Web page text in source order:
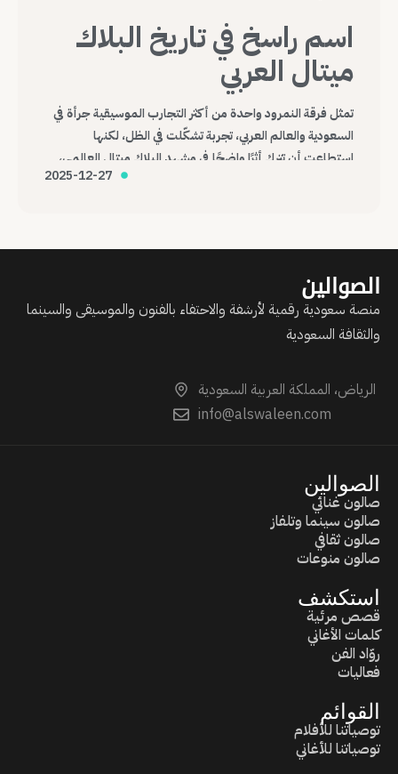
اسم راسخ في تاريخ البلاك
ميتال العربي
تمثل فرقة النمرود واحدة من أكثر التجارب الموسيقية جرأة في
السعودية والعالم العربي، تجربة تشكّلت في الظل، لكنها
استطاعت أن تترك أثرًا واضحًا في مشهد البلاك ميتال العالمي،
وتؤكد أن الموسيقى، مهما كانت هامشية أو صادمة، قادرة على
2025-12-27
الصوالين
منصة سعودية رقمية لأرشفة والاحتفاء بالفنون والموسيقى والسينما
والثقافة السعودية
الرياض، المملكة العربية السعودية
info@alswaleen.com
الصوالين
صالون غنائي
صالون سينما وتلفاز
صالون ثقافي
صالون منوعات
استكشف
قصص مرئية
كلمات الأغاني
روّاد الفن
فعاليات
القوائم
توصياتنا للأفلام
توصياتنا للأغاني